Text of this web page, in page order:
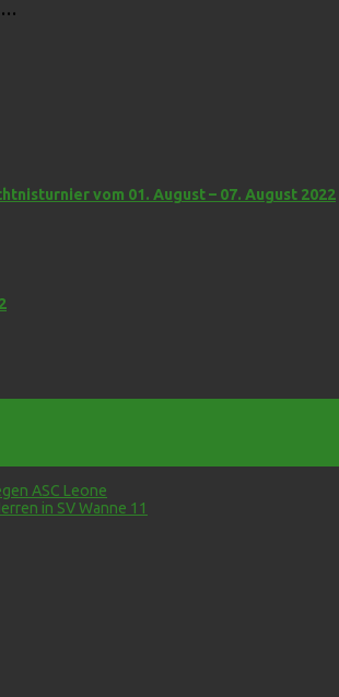
…
vom 01. August – 07. August 2022
ASC Leone
in SV Wanne 11